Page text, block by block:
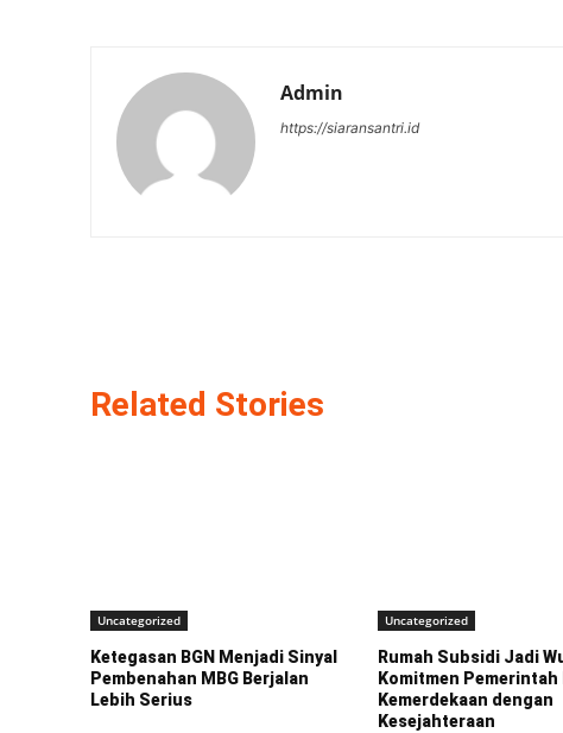
Admin
https://siaransantri.id
Related Stories
Uncategorized
Ketegasan BGN Menjadi Sinyal
Pembenahan MBG Berjalan
Lebih Serius
Uncategorized
Rumah Subsidi Jadi
Komitmen
Kemerdekaan dengan
Kesejahteraan